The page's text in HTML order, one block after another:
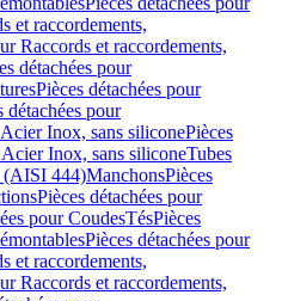
et raccordements,
Raccords et raccordements,
détachées pour
Pièces détachées pour
détachées pour
Inox, sans siliconePièces
Inox, sans siliconeTubes
(AISI 444)ManchonsPièces
Pièces détachées pour
pour CoudesTésPièces
Pièces détachées pour
et raccordements,
Raccords et raccordements,